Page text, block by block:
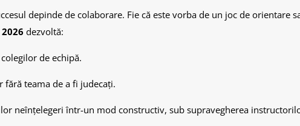
depinde de colaborare. Fie că este vorba de un joc de orientare
dezvoltă:
de echipă.
fără teama de a fi judecați.
neînțelegeri într-un mod constructiv, sub supravegherea